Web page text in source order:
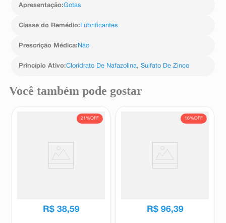
Apresentação:Gotas
Classe do Remédio: Lubrificantes
Prescrição Médica: Não
Princípio Ativo:Cloridrato De Nafazolina,Sulfato De Zinco
Você também pode gostar
21%OFF
R$ 38,59
16%OFF
R$ 96,39